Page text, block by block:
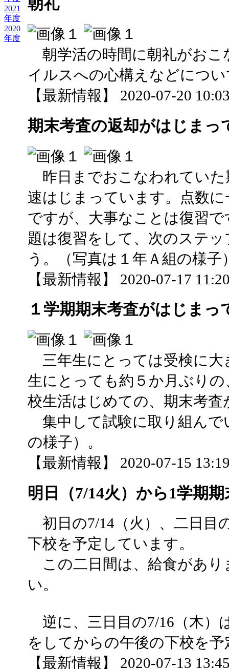
2021
年度
2020
年度
朝礼
朝学活の時間に朝礼がおこ
イルスへの心構えなどにつ
【最新情報】 2020-07-20
期末考査の返却がはじまっ
昨日までおこなわれていた
速はじまっています。点数
ですが、大事なことは復習
題は復習をして、次のステ
う。（写真は１年Ａ組の様子
【最新情報】 2020-07-17
１学期期末考査がはじまっ
三年生にとっては受検に大
生にとっても約５か月ぶり
校生活はじめての、期末考
集中して試験に取り組んで
の様子）。
【最新情報】 2020-07-15
明日（7/14火）から1学期
初日の7/14（火）、二日目
下校を予定しています。
この二日間は、給食があり
い。
逆に、三日目の7/16（木）
をしてからの午後の下校を
【最新情報】 2020-07-13